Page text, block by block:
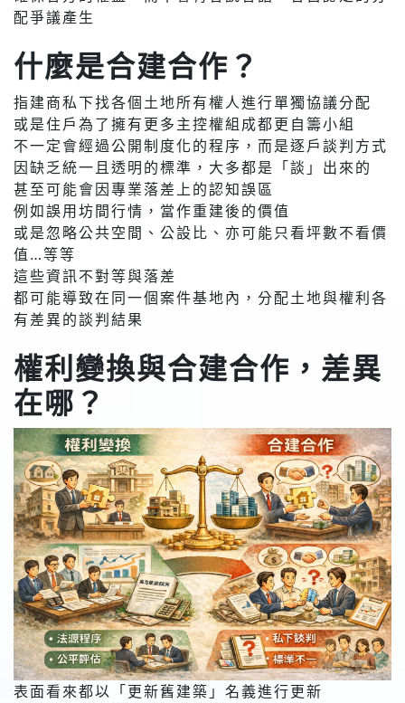
配爭議產生
什麼是合建合作？
指建商私下找各個土地所有權人進行單獨協議分配
或是住戶為了擁有更多主控權組成都更自籌小組
不一定會經過公開制度化的程序，而是逐戶談判方式
因缺乏統一且透明的標準，大多都是「談」出來的
甚至可能會因專業落差上的認知誤區
例如誤用坊間行情，當作重建後的價值
或是忽略公共空間、公設比、亦可能只看坪數不看價
值…等等
這些資訊不對等與落差
都可能導致在同一個案件基地內，分配土地與權利各
有差異的談判結果
權利變換與合建合作，差異
在哪？
表面看來都以「更新舊建築」名義進行更新